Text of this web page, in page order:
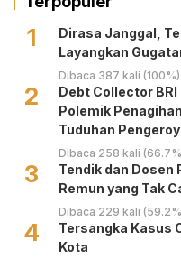
1
Dirasa Janggal,
Layangkan
Dibaca 387 kali (100%)
2
Debt Collector BRI
Polemik
Tuduhan
Dibaca 258 kali
3
Tendik dan Dosen
Remun yang Tak
Dibaca 229 kali
4
Tersangka Kasus
Kota